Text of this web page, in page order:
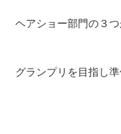
ヘアショー部門の３つ
グランプリを目指し